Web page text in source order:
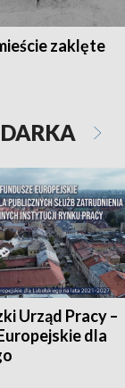
zaklęte
Urząd Pracy –
dla